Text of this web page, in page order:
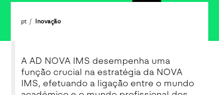
pt Inovação
A AD NOVA IMS desempenha uma
função crucial na estratégia da NOVA
IMS, efetuando a ligação entre o mundo